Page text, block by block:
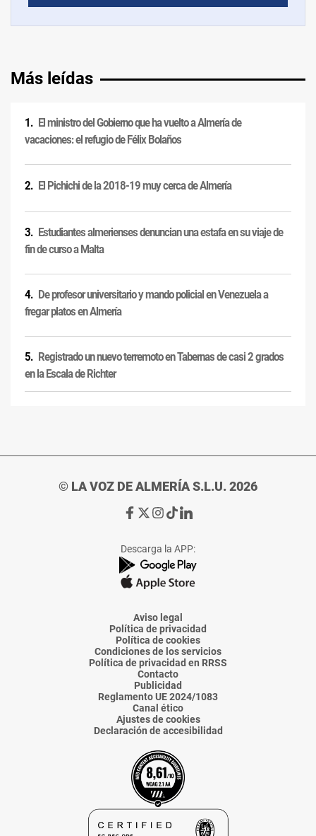
Más leídas
El ministro del Gobierno que ha vuelto a Almería de
vacaciones: el refugio de Félix Bolaños
El Pichichi de la 2018-19 muy cerca de Almería
Estudiantes almerienses denuncian una estafa en su viaje de
fin de curso a Malta
De profesor universitario y mando policial en Venezuela a
fregar platos en Almería
Registrado un nuevo terremoto en Tabernas de casi 2 grados
en la Escala de Richter
© LA VOZ DE ALMERÍA S.L.U. 2026
Ir
de
La
Voz
Almería
Ir
de
La
Voz
Almería
Ir
de
La
Voz
Almería
Ir
de
La
Voz
Almería
Ir
de
La
Voz
Descarga la APP:
Aviso legal
Política de privacidad
Política de cookies
Condiciones de los servicios
Política de privacidad en RRSS
Contacto
Publicidad
Reglamento UE 2024/1083
Canal ético
Ajustes de cookies
Declaración de accesibilidad